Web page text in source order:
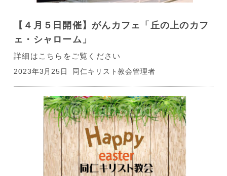
【４月５日開催】がんカフェ「丘の上のカフ
ェ・シャローム」
詳細はこちらをご覧ください
2023年3月25日 同仁キリスト教会管理者